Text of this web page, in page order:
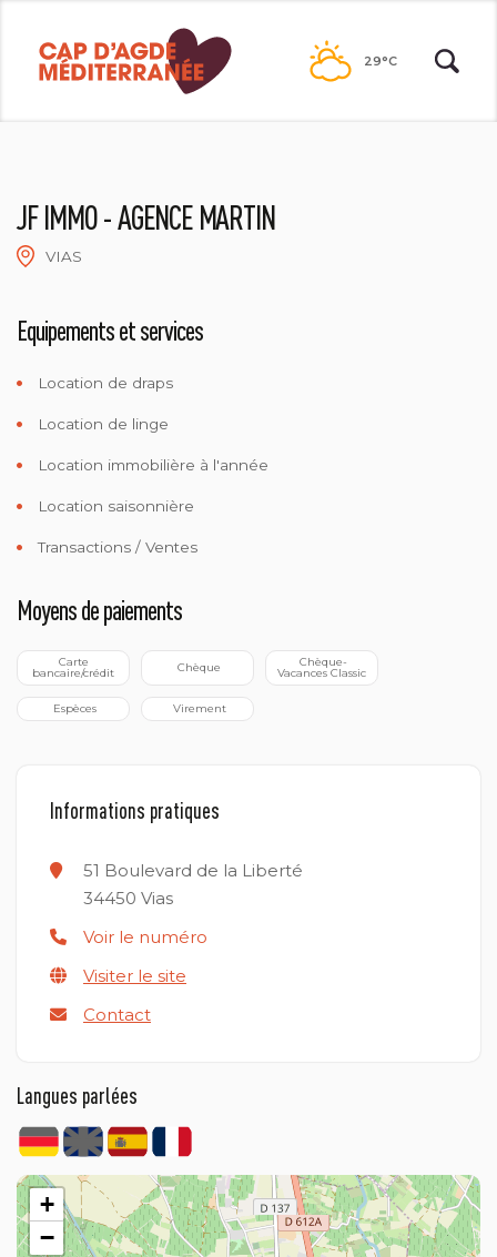
contenu
29°C
JF IMMO - AGENCE MARTIN
VIAS
Equipements et services
Location de draps
Location de linge
Location immobilière à l'année
Location saisonnière
Transactions / Ventes
Moyens de paiements
bancaire/crédit Chèque Vacances Classic
Espèces Virement
Informations pratiques
51 Boulevard de la Liberté
34450 Vias
Voir le numéro
Visiter le site
Contact
Langues parlées
+
−